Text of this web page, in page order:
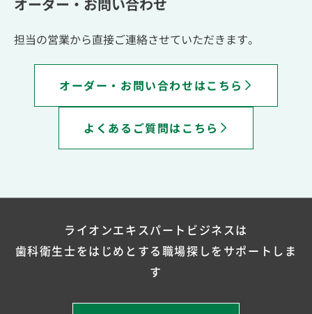
担当の営業から直接ご連絡させていただきます。
オーダー・お問い合わせはこちら
よくあるご質問はこちら
ライオンエキスパートビジネスは
歯科衛生士をはじめとする職場探しをサポートしま
す